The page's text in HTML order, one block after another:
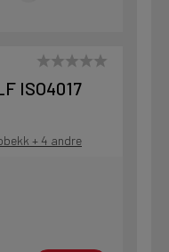
ISO4017
+ 4 andre